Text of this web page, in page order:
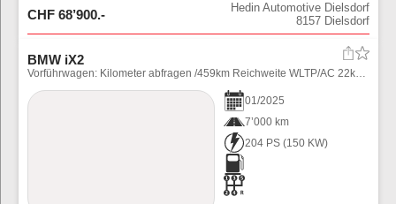
CHF 68’900.-
Hedin Automotive Dielsdorf
8157 Dielsdorf
BMW iX2
Vorführwagen: Kilometer abfragen /459km Reichweite WLTP/AC 22kW, DC bis zu 130 kW/ 6.30h AC 0-100% / 29min DC 10-80%
01/2025
7’000 km
204 PS (150 KW)